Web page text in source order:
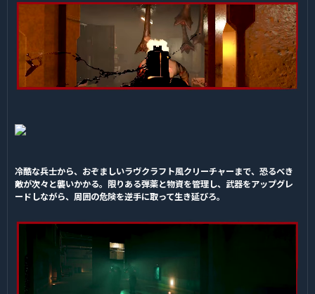
冷酷な兵士から、おぞましいラヴクラフト風クリーチャーまで、恐るべき
敵が次々と襲いかかる。限りある弾薬と物資を管理し、武器をアップグレ
ードしながら、周囲の危険を逆手に取って生き延びろ。